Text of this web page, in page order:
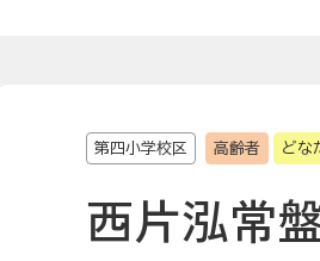
第四小学校区 高齢者 どな
西片泓常